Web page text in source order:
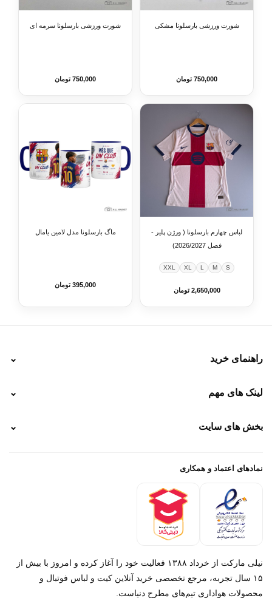
شورت ورزشی بارسلونا مشکی
750,000 تومان
شورت ورزشی بارسلونا سرمه ای
750,000 تومان
لباس چهارم بارسلونا ( ورژن پلیر -
فصل 2026/2027)
S
M
L
XL
XXL
2,650,000 تومان
ماگ بارسلونا مدل لامین یامال
395,000 تومان
راهنمای خرید ⌄
نحوه پرداخت
راهنمای سفارش
لینک های مهم ⌄
رهگیری تیپاکس
خرید لباس جدید بارسلونا 2025/2026
بخش های سایت ⌄
پرداخت باز
تماس با ما
نمادهای اعتماد و همکاری
نیلی مارکت از خرداد ۱۳۸۸ فعالیت خود را آغاز کرده و امروز با بیش از
۱۵ سال تجربه، مرجع تخصصی خرید آنلاین کیت و لباس فوتبال و
محصولات هواداری تیم‌های مطرح دنیاست.